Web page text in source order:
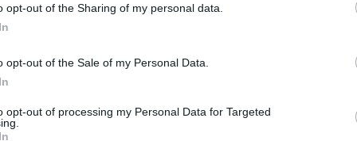
opt-out of the Sharing of my personal data.
opt-out of the Sale of my Personal Data.
opt-out of processing my Personal Data for Targeted
protothema.gr στο Google News
και μάθετε πρώτοι